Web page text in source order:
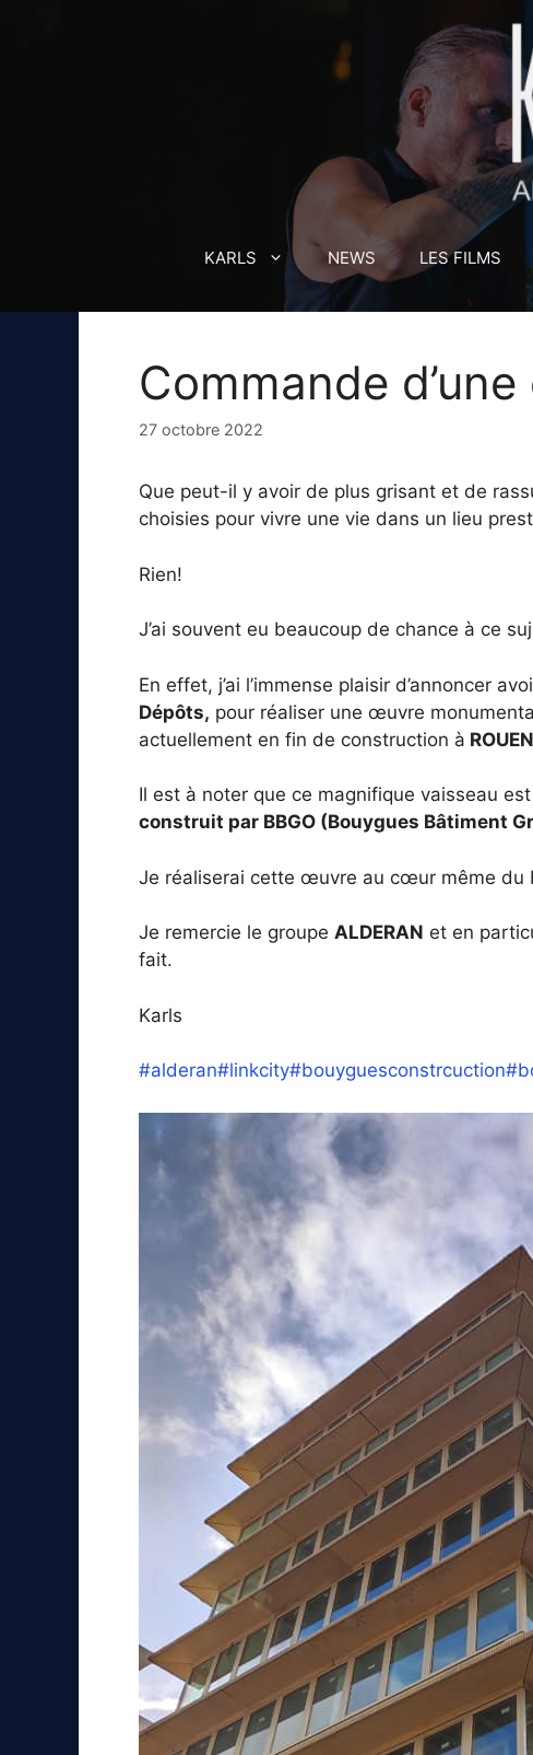
KARLS NEWS LES FILMS
Commande
27 octobre 2022
Que peut-il y avoir de plus grisant et de
choisies pour vivre une vie dans un lieu
Rien!
J’ai souvent eu beaucoup de chance à ce
En effet, j’ai l’immense plaisir d’annoncer
Dépôts, pour réaliser une œuvre
actuellement en fin de construction à
Il est à noter que ce magnifique vaisseau
construit par BBGO (Bouygues Bâtiment
Je réaliserai cette œuvre au cœur même du
Je remercie le groupe ALDERAN et en
fait.
Karls
#alderan#linkcity#bouyguesconstrcuction